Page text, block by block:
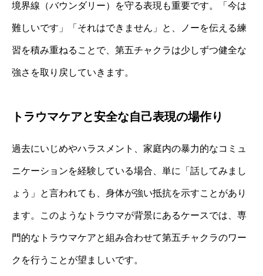
境界線（バウンダリー）を守る表現も重要です。「今は
難しいです」「それはできません」と、ノーを伝える練
習を積み重ねることで、第五チャクラは少しずつ健全な
強さを取り戻していきます。
トラウマケアと安全な自己表現の場作り
過去にいじめやハラスメント、家庭内の暴力的なコミュ
ニケーションを経験している場合、単に「話してみまし
ょう」と言われても、身体が強い抵抗を示すことがあり
ます。このようなトラウマが背景にあるケースでは、専
門的なトラウマケアと組み合わせて第五チャクラのワー
クを行うことが望ましいです。